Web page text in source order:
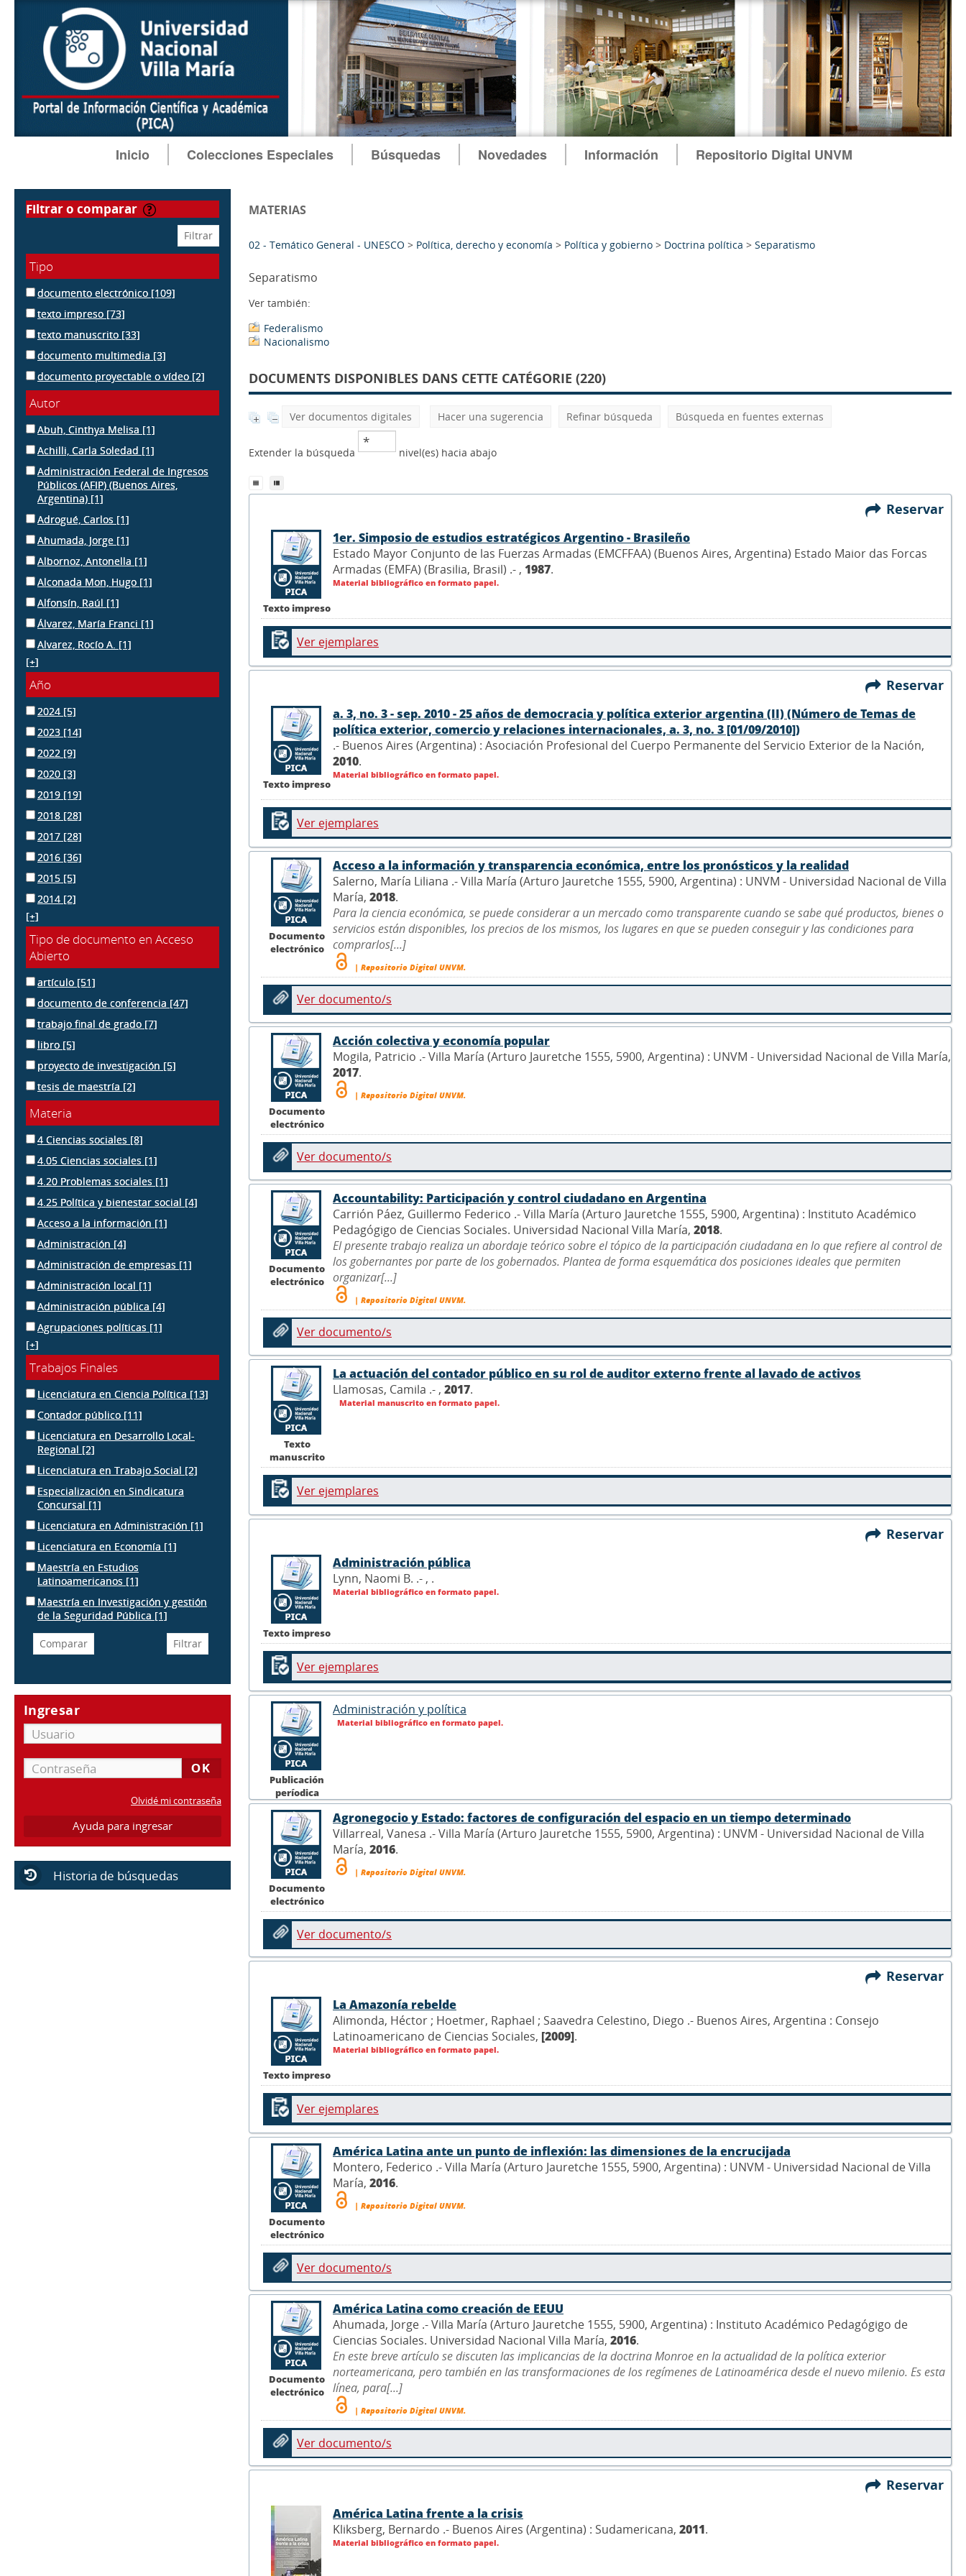
Inicio Colecciones Especiales Búsquedas Novedades Información Repositorio Digital UNVM
filtrar o comparar
Tipo
documento electrónico [109]
texto impreso [73]
texto manuscrito [33]
documento multimedia [3]
documento proyectable o vídeo [2]
Autor
Abuh, Cinthya Melisa [1]
Achilli, Carla Soledad [1]
Administración Federal de Ingresos
Públicos (AFIP) (Buenos Aires,
Argentina) [1]
Adrogué, Carlos [1]
Ahumada, Jorge [1]
Albornoz, Antonella [1]
Alconada Mon, Hugo [1]
Alfonsín, Raúl [1]
Álvarez, María Franci [1]
Alvarez, Rocío A. [1]
[+]
Año
2024 [5]
2023 [14]
2022 [9]
2020 [3]
2019 [19]
2018 [28]
2017 [28]
2016 [36]
2015 [5]
2014 [2]
[+]
Tipo de documento en Acceso
Abierto
artículo [51]
documento de conferencia [47]
trabajo final de grado [7]
libro [5]
proyecto de investigación [5]
tesis de maestría [2]
Materia
4 Ciencias sociales [8]
4.05 Ciencias sociales [1]
4.20 Problemas sociales [1]
4.25 Política y bienestar social [4]
Acceso a la información [1]
Administración [4]
Administración de empresas [1]
Administración local [1]
Administración pública [4]
Agrupaciones políticas [1]
[+]
Trabajos Finales
Licenciatura en Ciencia Política [13]
Contador público [11]
Licenciatura en Desarrollo Local-
Regional [2]
Licenciatura en Trabajo Social [2]
Especialización en Sindicatura
Concursal [1]
Licenciatura en Administración [1]
Licenciatura en Economía [1]
Maestría en Estudios
Latinoamericanos [1]
Maestría en Investigación y gestión
de la Seguridad Pública [1]
Ingresar
Olvidé mi contraseña
Ayuda para ingresar
Historia de búsquedas
MATERIAS
02 - Temático General - UNESCO > Política, derecho y economía > Política y gobierno > Doctrina política > Separatismo
Separatismo
Ver también:
Federalismo
Nacionalismo
DOCUMENTS DISPONIBLES DANS CETTE CATÉGORIE (220)
Ver documentos digitales Hacer una sugerencia Refinar búsqueda Búsqueda en fuentes externas
Extender la búsqueda nivel(es) hacia abajo
Reservar
Texto impreso
1er. Simposio de estudios estratégicos Argentino - Brasileño
Estado Mayor Conjunto de las Fuerzas Armadas (EMCFFAA) (Buenos Aires, Argentina) Estado Maior das Forcas
Armadas (EMFA) (Brasilia, Brasil) .- , 1987.
Material bibliográfico en formato papel.
Ver ejemplares
Reservar
Texto impreso
a. 3, no. 3 - sep. 2010 - 25 años de democracia y política exterior argentina (II) (Número de Temas de
política exterior, comercio y relaciones internacionales, a. 3, no. 3 [01/09/2010])
.- Buenos Aires (Argentina) : Asociación Profesional del Cuerpo Permanente del Servicio Exterior de la Nación,
2010.
Material bibliográfico en formato papel.
Ver ejemplares
Documento
electrónico
Acceso a la información y transparencia económica, entre los pronósticos y la realidad
Salerno, María Liliana .- Villa María (Arturo Jauretche 1555, 5900, Argentina) : UNVM - Universidad Nacional de Villa
María, 2018.
Para la ciencia económica, se puede considerar a un mercado como transparente cuando se sabe qué productos, bienes o
servicios están disponibles, los precios de los mismos, los lugares en que se pueden conseguir y las condiciones para
comprarlos[...]
| Repositorio Digital UNVM.
Ver documento/s
Documento
electrónico
Acción colectiva y economía popular
Mogila, Patricio .- Villa María (Arturo Jauretche 1555, 5900, Argentina) : UNVM - Universidad Nacional de Villa María,
2017.
| Repositorio Digital UNVM.
Ver documento/s
Documento
electrónico
Accountability: Participación y control ciudadano en Argentina
Carrión Páez, Guillermo Federico .- Villa María (Arturo Jauretche 1555, 5900, Argentina) : Instituto Académico
Pedagógigo de Ciencias Sociales. Universidad Nacional Villa María, 2018.
El presente trabajo realiza un abordaje teórico sobre el tópico de la participación ciudadana en lo que refiere al control de
los gobernantes por parte de los gobernados. Plantea de forma esquemática dos posiciones ideales que permiten
organizar[...]
| Repositorio Digital UNVM.
Ver documento/s
Texto
manuscrito
La actuación del contador público en su rol de auditor externo frente al lavado de activos
Llamosas, Camila .- , 2017.
Material manuscrito en formato papel.
Ver ejemplares
Reservar
Texto impreso
Administración pública
Lynn, Naomi B. .- , .
Material bibliográfico en formato papel.
Ver ejemplares
Publicación
períodica
Administración y política
Material bibliográfico en formato papel.
Documento
electrónico
Agronegocio y Estado: factores de configuración del espacio en un tiempo determinado
Villarreal, Vanesa .- Villa María (Arturo Jauretche 1555, 5900, Argentina) : UNVM - Universidad Nacional de Villa
María, 2016.
| Repositorio Digital UNVM.
Ver documento/s
Reservar
Texto impreso
La Amazonía rebelde
Alimonda, Héctor ; Hoetmer, Raphael ; Saavedra Celestino, Diego .- Buenos Aires, Argentina : Consejo
Latinoamericano de Ciencias Sociales, [2009].
Material bibliográfico en formato papel.
Ver ejemplares
Documento
electrónico
América Latina ante un punto de inflexión: las dimensiones de la encrucijada
Montero, Federico .- Villa María (Arturo Jauretche 1555, 5900, Argentina) : UNVM - Universidad Nacional de Villa
María, 2016.
| Repositorio Digital UNVM.
Ver documento/s
Documento
electrónico
América Latina como creación de EEUU
Ahumada, Jorge .- Villa María (Arturo Jauretche 1555, 5900, Argentina) : Instituto Académico Pedagógigo de
Ciencias Sociales. Universidad Nacional Villa María, 2016.
En este breve artículo se discuten las implicancias de la doctrina Monroe en la actualidad de la política exterior
norteamericana, pero también en las transformaciones de los regímenes de Latinoamérica desde el nuevo milenio. Es esta
línea, para[...]
| Repositorio Digital UNVM.
Ver documento/s
Reservar
América Latina frente a la crisis
Kliksberg, Bernardo .- Buenos Aires (Argentina) : Sudamericana, 2011.
Material bibliográfico en formato papel.